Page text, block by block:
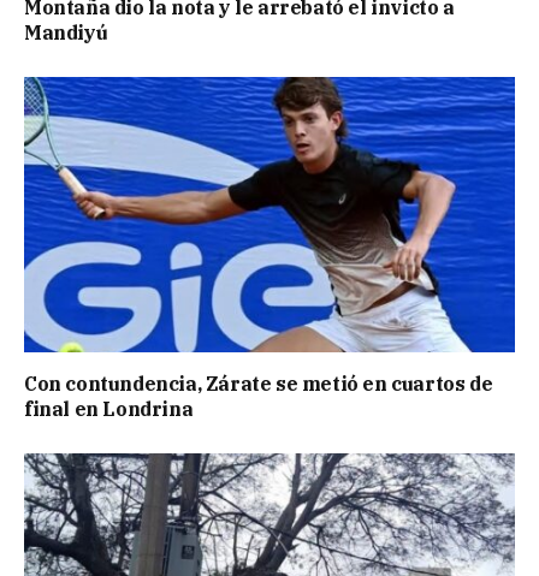
Montaña dio la nota y le arrebató el invicto a
Mandiyú
Con contundencia, Zárate se metió en cuartos de
final en Londrina